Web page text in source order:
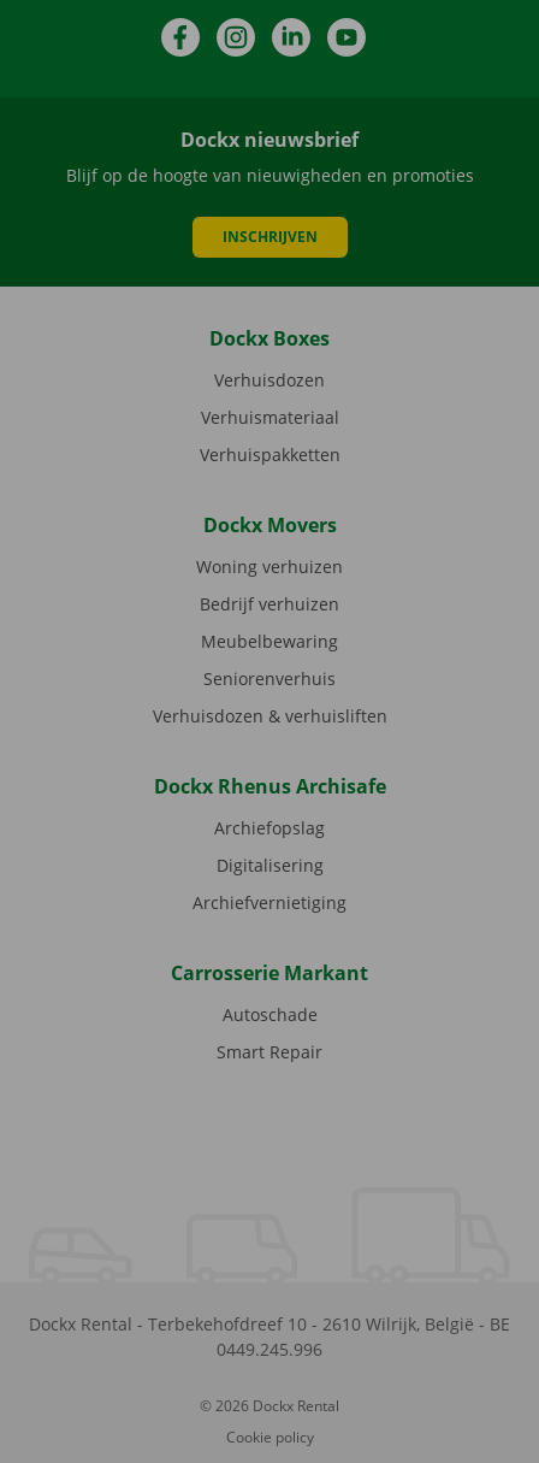
FacebookInstagramLinkedIn
Dockx nieuwsbrief
Blijf op de hoogte van nieuwigheden en promoties
INSCHRIJVEN
Dockx Boxes
Verhuisdozen
Verhuismateriaal
Verhuispakketten
Dockx Movers
Woning verhuizen
Bedrijf verhuizen
Meubelbewaring
Seniorenverhuis
Verhuisdozen & verhuisliften
Dockx Rhenus Archisafe
Archiefopslag
Digitalisering
Archiefvernietiging
Carrosserie Markant
Autoschade
Smart Repair
Dockx Rental - Terbekehofdreef 10 - 2610 Wilrijk, België - BE
0449.245.996
© 2026 Dockx Rental
Cookie policy